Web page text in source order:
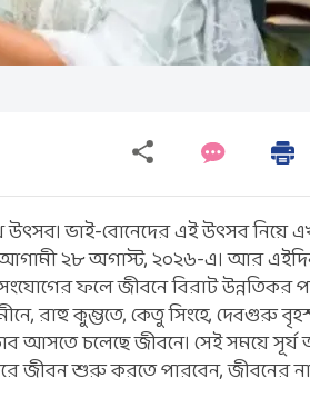
ভাই-বোনেদের এই উৎসব নিয়ে
আগামী ২৮ অগাস্ট, ২০২৬-এ। আর
ফলে জীবনে বিরাট উন্নতিকর
রাহু কুম্ভতে, কেতু সিংহে, দেবগুরু
আসতে চলেছে জীবনে। সেই সময়ে সূর্য
জীবন শুরু করতে পারবেন, জীবনের